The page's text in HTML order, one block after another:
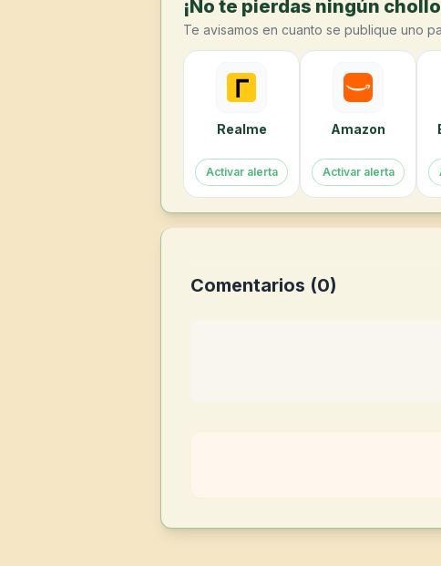
¡No te pierdas ningún
Te avisamos en cuanto se publique uno
Realme
Activar alerta
Amazon
Activar alerta
Comentarios (0)